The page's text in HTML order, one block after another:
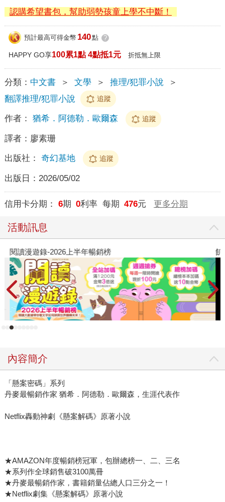
認購希望書包，幫助弱勢孩童上學不中斷！
預計最高可得金幣 140點 ?
HAPPY GO享100累1點 4點抵1元 折抵無上限
分類： 中文書 ＞ 文學 ＞ 推理/犯罪小說
＞
翻譯推理/犯罪小說
追蹤
作者： 猶希．阿德勒．歐爾森 追蹤
譯者： 廖素珊
出版社： 奇幻基地 追蹤
出版日： 2026/05/02
信用卡分期： 6期 0利率 每期 476元 更多分期
活動訊息
閱讀漫遊錄-2026上半年暢銷榜 飢
內容簡介
「懸案密碼」系列
丹麥最暢銷作家 猶希．阿德勒．歐爾森，生涯代表作
Netflix轟動神劇《懸案解碼》原著小說
★AMAZON年度暢銷榜冠軍，包辦總榜一、二、三名
★系列作全球銷售破3100萬冊
★丹麥最暢銷作家，書籍銷量佔總人口三分之一！
★Netflix劇集《懸案解碼》原著小說